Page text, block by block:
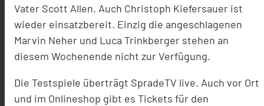
Vater Scott Allen. Auch Christoph Kiefersauer ist
wieder einsatzbereit. Einzig die angeschlagenen
Marvin Neher und Luca Trinkberger stehen an
diesem Wochenende nicht zur Verfügung.
Die Testspiele überträgt SpradeTV live. Auch vor Ort
und im Onlineshop gibt es Tickets für den